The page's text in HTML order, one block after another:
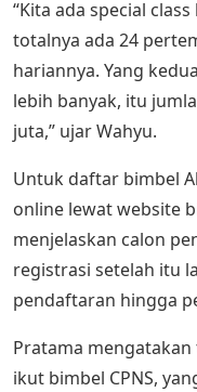
“Kita ada special
totalnya ada 24
hariannya. Yang
lebih banyak, itu
juta,” ujar Wahyu.
Untuk daftar bimbel
online lewat website
menjelaskan calon
registrasi setelah itu
pendaftaran hingga
Pratama
ikut bimbel CPNS,